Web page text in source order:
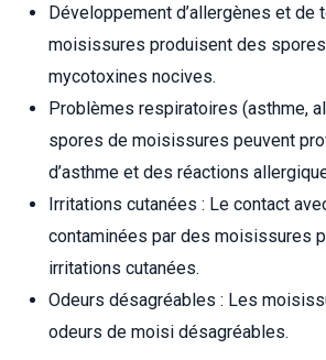
Développement d’allergènes et de
moisissures produisent des
mycotoxines nocives.
Problèmes respiratoires (asthme,
spores de moisissures peuvent
d’asthme et des réactions
Irritations cutanées : Le contact
contaminées par des moisissures
irritations cutanées.
Odeurs désagréables : Les
odeurs de moisi désagréables.